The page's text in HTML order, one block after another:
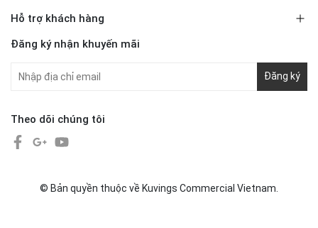
Hỗ trợ khách hàng
Đăng ký nhận khuyến mãi
Đăng ký
Theo dõi chúng tôi
© Bản quyền thuộc về Kuvings Commercial Vietnam.